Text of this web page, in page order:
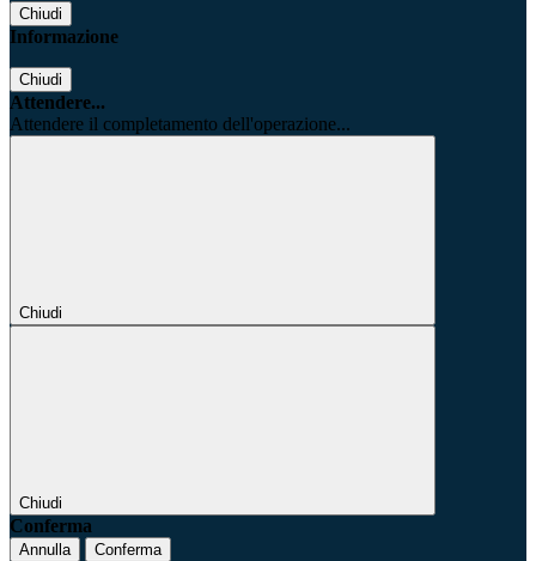
Chiudi
Informazione
Chiudi
Attendere...
Attendere il completamento dell'operazione...
Chiudi
Chiudi
Conferma
Annulla Conferma